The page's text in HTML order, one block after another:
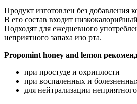
Продукт изготовлен без добавления
В его состав входит
Подходят для ежедневного
неприятного запаха изо рта.
Propomint honey and lemon
при простуде и охриплости
при воспаленных и
для нейтрализации